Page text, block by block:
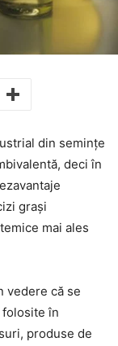
din semințe
deci în
grași
mai ales
vedere că se
în
produse de